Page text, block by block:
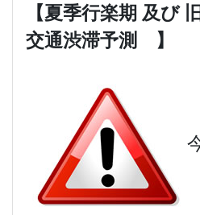
【夏季行楽期 及び
交通渋滞予測 】